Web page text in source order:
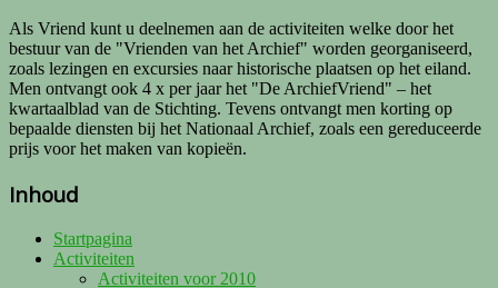
Als Vriend kunt u deelnemen aan de activiteiten welke door het
bestuur van de "Vrienden van het Archief" worden georganiseerd,
zoals lezingen en excursies naar historische plaatsen op het eiland.
Men ontvangt ook 4 x per jaar het "De ArchiefVriend" – het
kwartaalblad van de Stichting. Tevens ontvangt men korting op
bepaalde diensten bij het Nationaal Archief, zoals een gereduceerde
prijs voor het maken van kopieën.
Inhoud
Startpagina
Activiteiten
Activiteiten voor 2010